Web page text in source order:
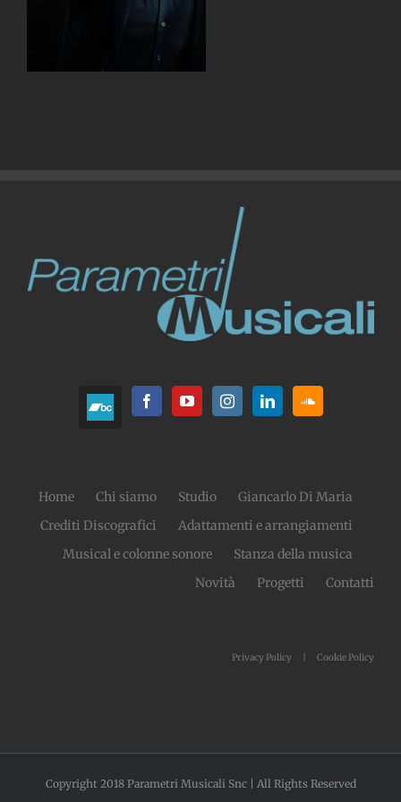
Home Chi siamo Studio
Giancarlo Di Maria
Crediti Discografici
Adattamenti e arrangiamenti
Musical e colonne sonore
Stanza della musica
Novità
Progetti Contatti
Privacy Policy Cookie Policy
Copyright 2018 Parametri Musicali Snc | All Rights Reserved